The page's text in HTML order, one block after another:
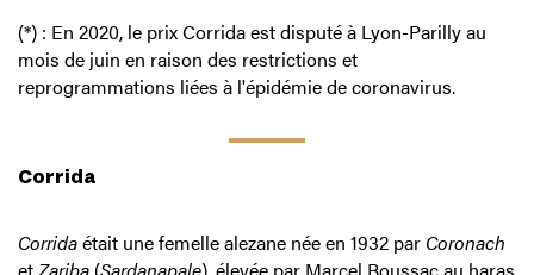
(*) : En 2020, le prix Corrida est disputé à Lyon-Parilly au
mois de juin en raison des restrictions et
reprogrammations liées à l'épidémie de coronavirus.
Corrida
Corridaétait une femelle alezane née en 1932 par Coronach